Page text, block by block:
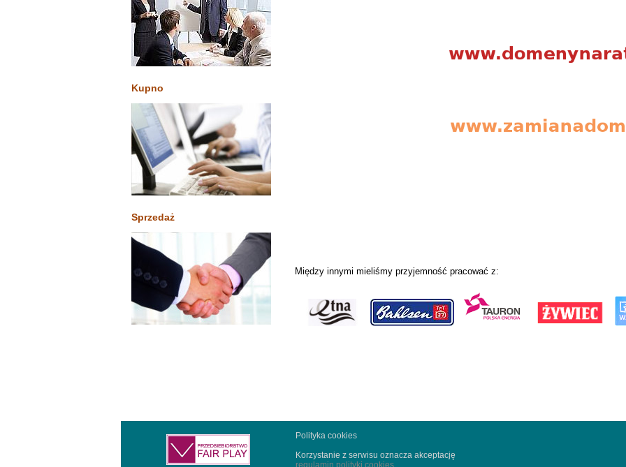
Kupno
Sprzedaż
Między innymi mieliśmy przyjemność pracować z:
Polityka cookies
Korzystanie z serwisu oznacza akceptację
regulamin polityki cookies